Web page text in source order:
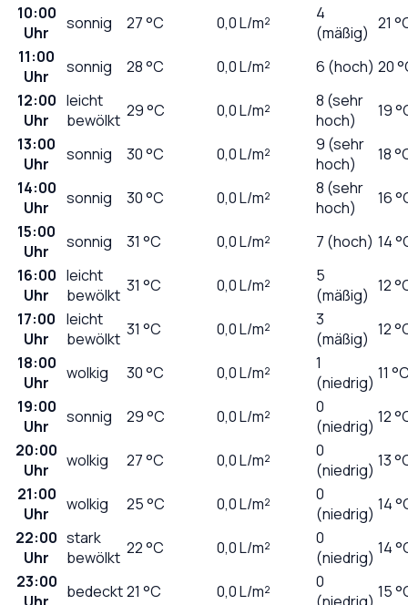
10:00
Uhr
sonnig 27°C 0,0L/m²
4
(mäßig) 21
11:00
Uhr
sonnig 28°C 0,0L/m² 6 (hoch) 20
12:00
Uhr
leicht
bewölkt 29°C 0,0L/m²
8 (sehr
hoch)
19
13:00
Uhr
sonnig 30°C 0,0L/m²
9 (sehr
hoch)
18
14:00
Uhr
sonnig 30°C 0,0L/m²
8 (sehr
hoch)
16
15:00
Uhr
sonnig 31 °C 0,0L/m² 7 (hoch) 14
16:00
Uhr
leicht
bewölkt 31 °C 0,0L/m²
5
(mäßig) 12
17:00
Uhr
leicht
bewölkt 31 °C 0,0L/m²
3
(mäßig) 12
18:00
Uhr
wolkig 30°C 0,0L/m²
1
(niedrig) 11
19:00
Uhr
sonnig 29°C 0,0L/m²
0
(niedrig) 12
20:00
Uhr
wolkig 27°C 0,0L/m²
0
(niedrig) 13
21:00
Uhr
wolkig 25°C 0,0L/m²
0
(niedrig) 14
22:00
Uhr
stark
bewölkt 22°C 0,0L/m²
0
(niedrig) 14
23:00 bedeckt21 °C 0,0L/m²
0
15